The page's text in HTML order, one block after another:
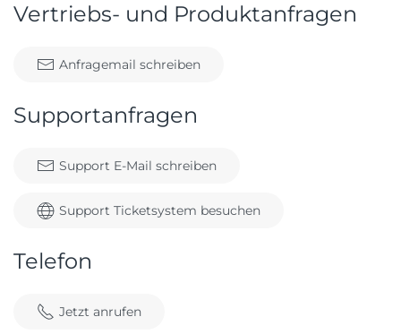
Vertriebs- und Produktanfragen
Anfragemail schreiben
Supportanfragen
Support E-Mail schreiben
Support Ticketsystem besuchen
Telefon
Jetzt anrufen